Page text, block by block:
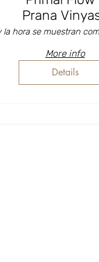
Prana
Flow and the
Kalarippayatu
Shiva Rea
la hora se muestran
More info
Details